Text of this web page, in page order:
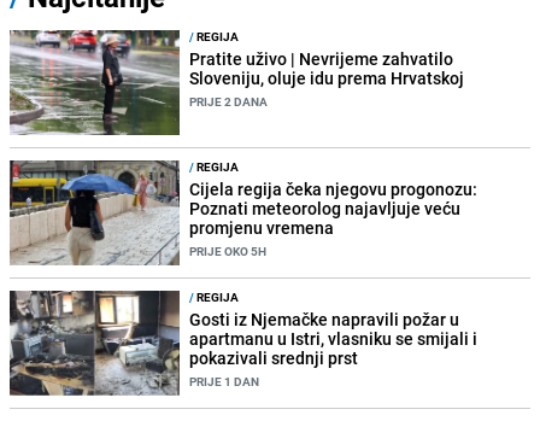
/REGIJA
Pratite uživo | Nevrijeme zahvatilo
Sloveniju, oluje idu prema Hrvatskoj
PRIJE 2 DANA
/REGIJA
Cijela regija čeka njegovu progonozu:
Poznati meteorolog najavljuje veću
promjenu vremena
PRIJE OKO 5H
/REGIJA
Gosti iz Njemačke napravili požar u
apartmanu u Istri, vlasniku se smijali i
pokazivali srednji prst
PRIJE 1 DAN